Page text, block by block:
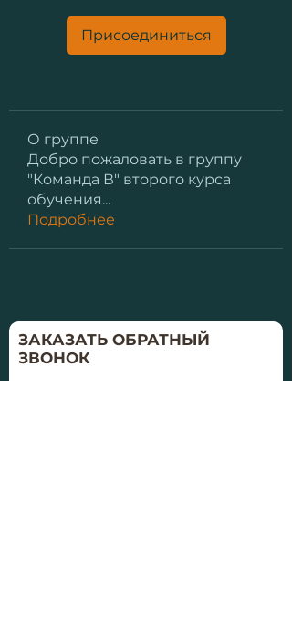
Присоединиться
О группе
Добро пожаловать в группу
"Команда В" второго курса
обучения...
Подробнее
ЗАКАЗАТЬ ОБРАТНЫЙ
ЗВОНОК